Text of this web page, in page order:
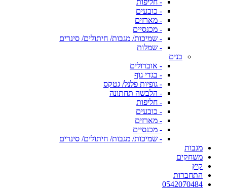
- חליפות
- כובעים
- מארזים
- מכנסיים
- שמיכות/ מגבות/ חיתולים/ סינרים
- שמלות
בנים
- אוברולים
- בגדי גוף
- גופיות פלנל/ גטקס
- הלבשה תחתונה
- חליפות
- כובעים
- מארזים
- מכנסיים
- שמיכות/ מגבות/ חיתולים/ סינרים
מגבות
משחקים
קיץ
התחברות
0542070484